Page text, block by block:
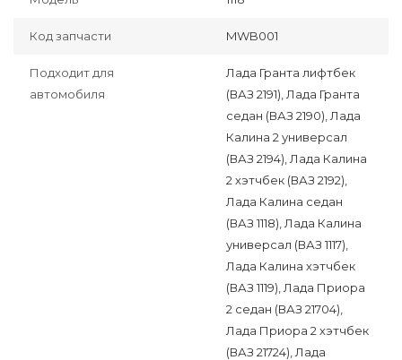
Код запчасти MWB001
Подходит для
автомобиля
Лада Гранта лифтбек
(ВАЗ 2191), Лада Гранта
седан (ВАЗ 2190), Лада
Калина 2 универсал
(ВАЗ 2194), Лада Калина
2 хэтчбек (ВАЗ 2192),
Лада Калина седан
(ВАЗ 1118), Лада Калина
универсал (ВАЗ 1117),
Лада Калина хэтчбек
(ВАЗ 1119), Лада Приора
2 седан (ВАЗ 21704),
Лада Приора 2 хэтчбек
(ВАЗ 21724), Лада